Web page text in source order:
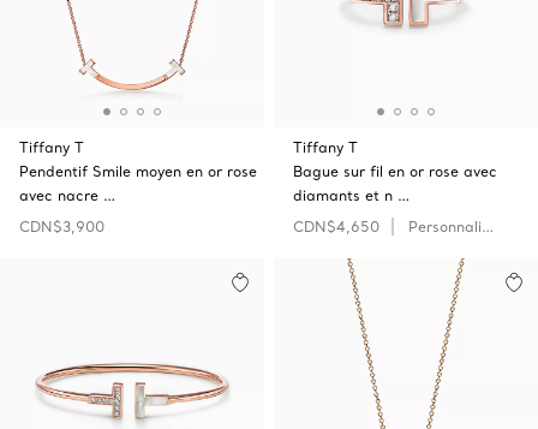
Tiffany T
Pendentif Smile moyen en or rose
avec nacre …
CDN$3,900
Tiffany T
Bague sur fil en or rose avec
diamants et n …
CDN$4,650
Personnaliser